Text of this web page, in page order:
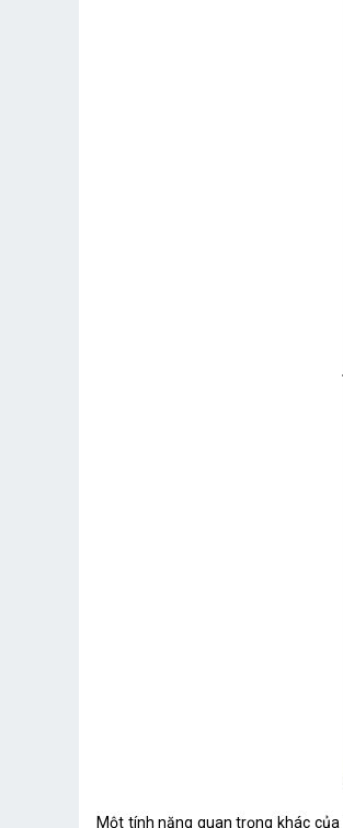
Một tính năng quan trọng khác của